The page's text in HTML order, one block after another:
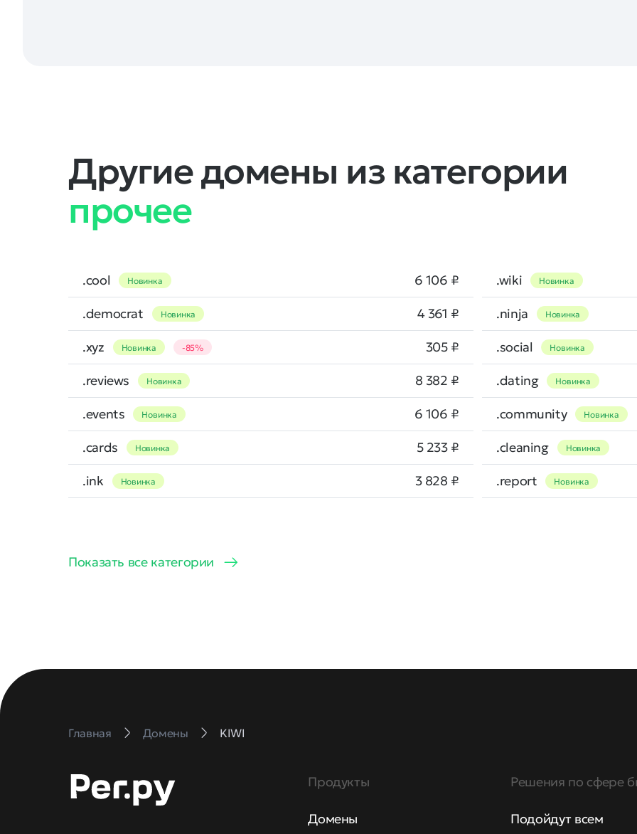
Другие домены из категории
прочее
.cool Новинка 6 106 ₽ .wiki Новинка
.democrat Новинка 4 361 ₽ .ninja Новинка
.xyz Новинка -85% 305 ₽ .social Новинка
.reviews Новинка 8 382 ₽ .dating Новинка
.events Новинка 6 106 ₽ .community Новинка
.cards Новинка 5 233 ₽ .cleaning Новинка
.ink Новинка 3 828 ₽ .report Новинка
Показать все категории
Главная Домены KIWI
Продукты
Домены
Решения по сфере
Подойдут всем